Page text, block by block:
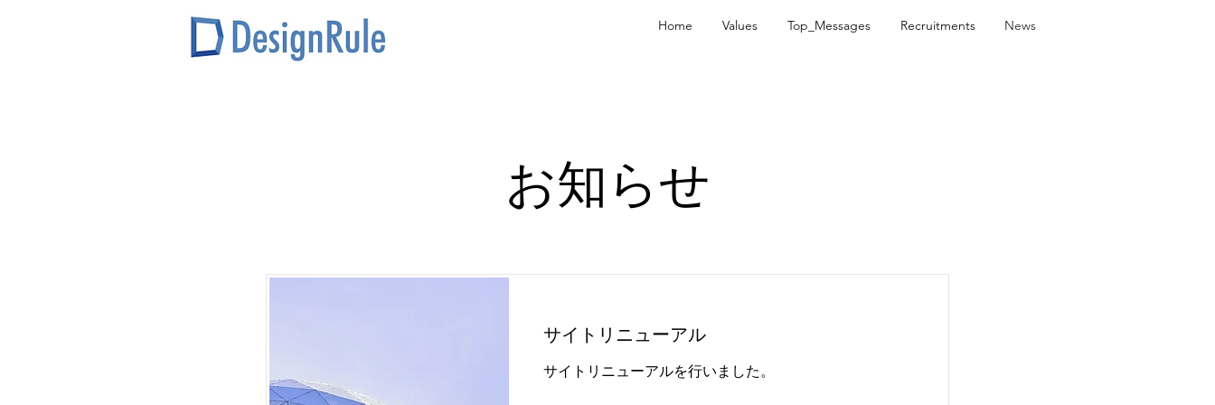
Home Values Top_Messages Recruitments News
お知らせ
サイトリニューアル
サイトリニューアルを行いました。